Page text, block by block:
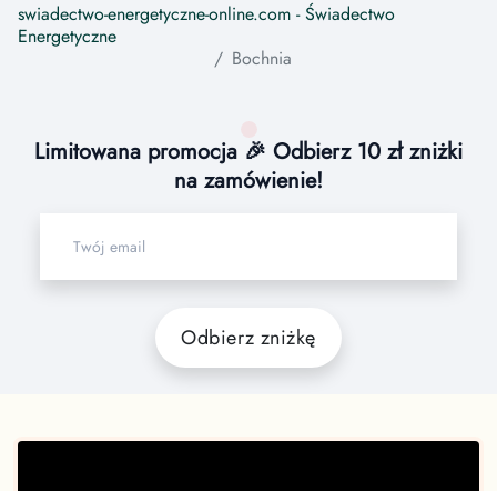
swiadectwo-energetyczne-online.com - Świadectwo
Energetyczne
Bochnia
Limitowana promocja 🎉 Odbierz 10 zł zniżki
na zamówienie!
Odbierz zniżkę